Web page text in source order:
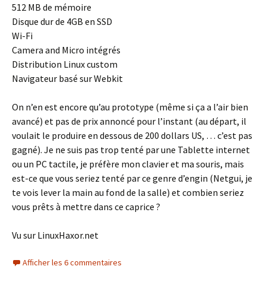
512 MB de mémoire
Disque dur de 4GB en SSD
Wi-Fi
Camera and Micro intégrés
Distribution Linux custom
Navigateur basé sur Webkit
On n’en est encore qu’au prototype (même si ça a l’air bien
avancé) et pas de prix annoncé pour l’instant (au départ, il
voulait le produire en dessous de 200 dollars US, … c’est pas
gagné). Je ne suis pas trop tenté par une Tablette internet
ou un PC tactile, je préfère mon clavier et ma souris, mais
est-ce que vous seriez tenté par ce genre d’engin (Netgui, je
te vois lever la main au fond de la salle) et combien seriez
vous prêts à mettre dans ce caprice ?
Vu sur LinuxHaxor.net
Afficher les 6 commentaires